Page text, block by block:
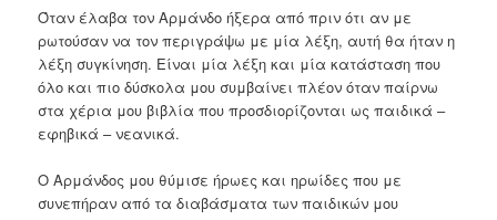
t
i
o
n
Όταν έλαβα τον Αρμάνδο ήξερα από πριν ότι αν με
ρωτούσαν να τον περιγράψω με μία λέξη, αυτή θα ήταν η
λέξη συγκίνηση. Είναι μία λέξη και μία κατάσταση που
όλο και πιο δύσκολα μου συμβαίνει πλέον όταν παίρνω
στα χέρια μου βιβλία που προσδιορίζονται ως παιδικά –
εφηβικά – νεανικά.
Ο Αρμάνδος μου θύμισε ήρωες και ηρωίδες που με
συνεπήραν από τα διαβάσματα των παιδικών μου